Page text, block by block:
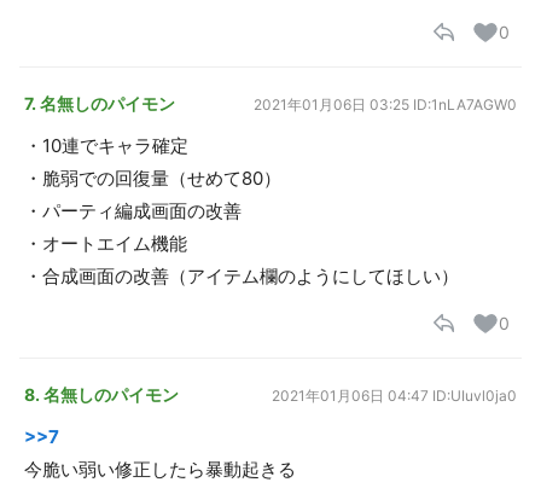
0
7. 名無しのパイモン 2021年01月06日 03:25 ID:1nLA7AGW0
・10連でキャラ確定
・脆弱での回復量（せめて80）
・パーティ編成画面の改善
・オートエイム機能
・合成画面の改善（アイテム欄のようにしてほしい）
0
8. 名無しのパイモン 2021年01月06日 04:47 ID:UIuvl0ja0
>>7
今脆い弱い修正したら暴動起きる